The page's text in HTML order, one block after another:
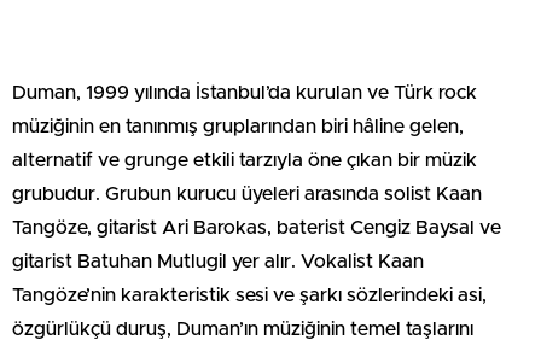
Duman, 1999 yılında İstanbul’da kurulan ve Türk rock
müziğinin en tanınmış gruplarından biri hâline gelen,
alternatif ve grunge etkili tarzıyla öne çıkan bir müzik
grubudur. Grubun kurucu üyeleri arasında solist Kaan
Tangöze, gitarist Ari Barokas, baterist Cengiz Baysal ve
gitarist Batuhan Mutlugil yer alır. Vokalist Kaan
Tangöze’nin karakteristik sesi ve şarkı sözlerindeki asi,
özgürlükçü duruş, Duman’ın müziğinin temel taşlarını